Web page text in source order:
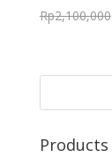
Rp2,100,000
Products